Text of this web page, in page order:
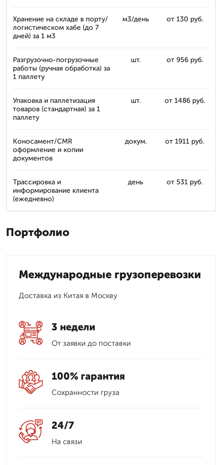
Хранение на складе в порту/
логистическом хабе (до 7
дней) за 1 м3
м3/день от 130 руб.
Разгрузочно-погрузочные
работы (ручная обработка) за
1 паллету
шт. от 956 руб.
Упаковка и паллетизация
товаров (стандартная) за 1
паллету
шт. от 1486 руб.
Коносамент/CMR
оформление и копии
документов
докум. от 1911 руб.
Трассировка и
информирование клиента
(ежедневно)
день от 531 руб.
Портфолио
Международные грузоперевозки
Доставка из Китая в Москву
3 недели
От заявки до поставки
100% гарантия
Сохранности груза
24/7
На связи